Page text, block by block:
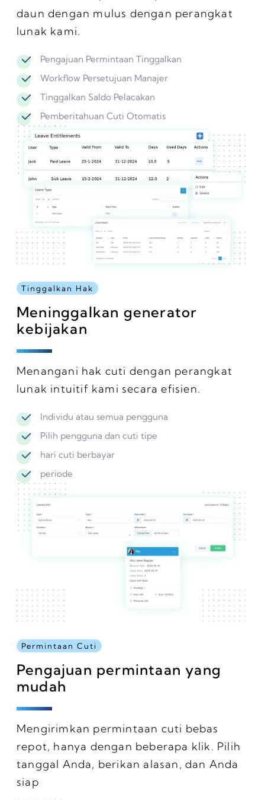
daun dengan mulus dengan perangkat
lunak kami.
Pengajuan Permintaan Tinggalkan
Workflow Persetujuan Manajer
Tinggalkan Saldo Pelacakan
Pemberitahuan Cuti Otomatis
Tinggalkan Hak
Meninggalkan generator
kebijakan
Menangani hak cuti dengan perangkat
lunak intuitif kami secara efisien.
Individu atau semua pengguna
Pilih pengguna dan cuti tipe
hari cuti berbayar
periode
Permintaan Cuti
Pengajuan permintaan yang
mudah
Mengirimkan permintaan cuti bebas
repot, hanya dengan beberapa klik. Pilih
tanggal Anda, berikan alasan, dan Anda
siap